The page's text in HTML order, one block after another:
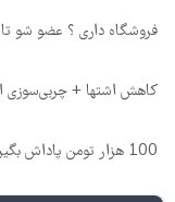
فروشگاه داری ؟ عضو شو تا 3 میلیارد وام بگیر
کاهش اشتها + چربی‌سوزی انفجاری = ۷
100 هزار تومن پاداش بگیر | ثبت نام کن